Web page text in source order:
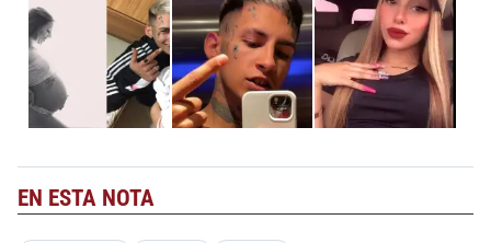
EN ESTA NOTA